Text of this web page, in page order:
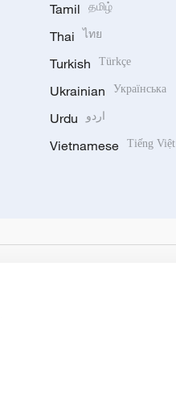
Tamil தமிழ்
Thai ไทย
Turkish Türkçe
Ukrainian Українська
Urdu اردو
Vietnamese Tiếng Việt